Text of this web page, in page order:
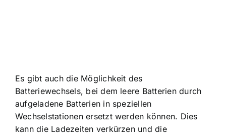
Es gibt auch die Möglichkeit des
Batteriewechsels, bei dem leere Batterien durch
aufgeladene Batterien in speziellen
Wechselstationen ersetzt werden können. Dies
kann die Ladezeiten verkürzen und die